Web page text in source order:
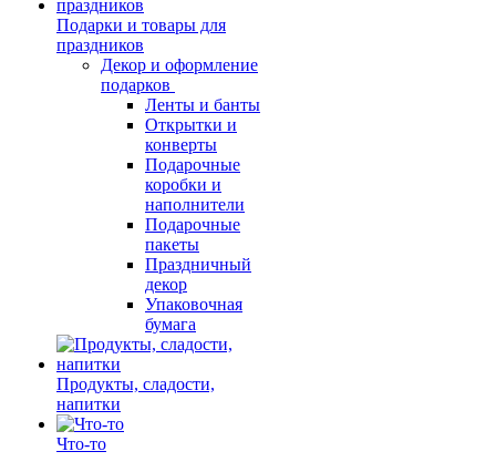
Подарки и товары для
праздников
Декор и оформление
подарков
Ленты и банты
Открытки и
конверты
Подарочные
коробки и
наполнители
Подарочные
пакеты
Праздничный
декор
Упаковочная
бумага
Продукты, сладости,
напитки
Что-то